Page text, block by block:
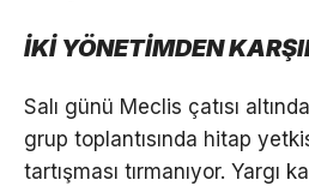
İKİ YÖNETİMDEN
Salı günü Meclis çatısı
grup toplantısında hitap
tartışması tırmanıyor. Yargı